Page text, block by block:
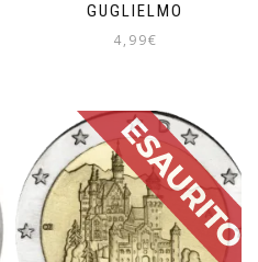
GUGLIELMO
4,99€